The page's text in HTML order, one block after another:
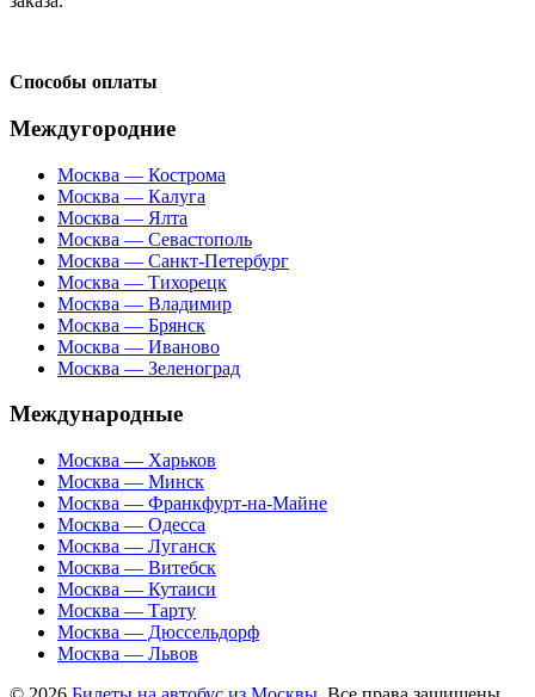
Способы оплаты
Междугородние
Москва — Кострома
Москва — Калуга
Москва — Ялта
Москва — Севастополь
Москва — Санкт-Петербург
Москва — Тихорецк
Москва — Владимир
Москва — Брянск
Москва — Иваново
Москва — Зеленоград
Международные
Москва — Харьков
Москва — Минск
Москва — Франкфурт-на-Майне
Москва — Одесса
Москва — Луганск
Москва — Витебск
Москва — Кутаиси
Москва — Тарту
Москва — Дюссельдорф
Москва — Львов